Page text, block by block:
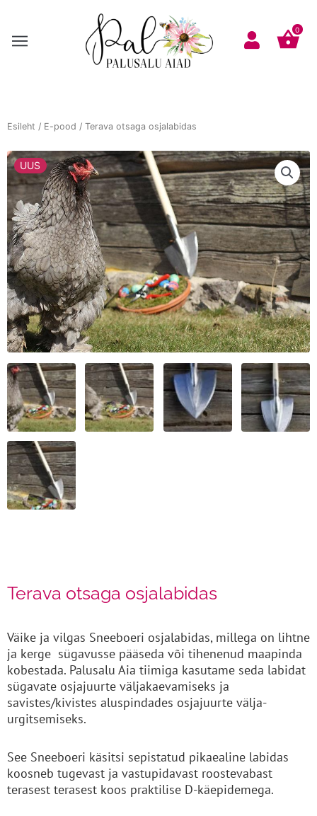
content
0
Esileht / E-pood / Terava otsaga osjalabidas
UUS
Terava otsaga osjalabidas
Väike ja vilgas Sneeboeri osjalabidas, millega on lihtne
ja kerge sügavusse pääseda või tihenenud maapinda
kobestada. Palusalu Aia tiimiga kasutame seda labidat
sügavate osjajuurte väljakaevamiseks ja
savistes/kivistes aluspindades osjajuurte välja-
urgitsemiseks.
See Sneeboeri käsitsi sepistatud pikaealine labidas
koosneb tugevast ja vastupidavast roostevabast
terasest terasest koos praktilise D-käepidemega.